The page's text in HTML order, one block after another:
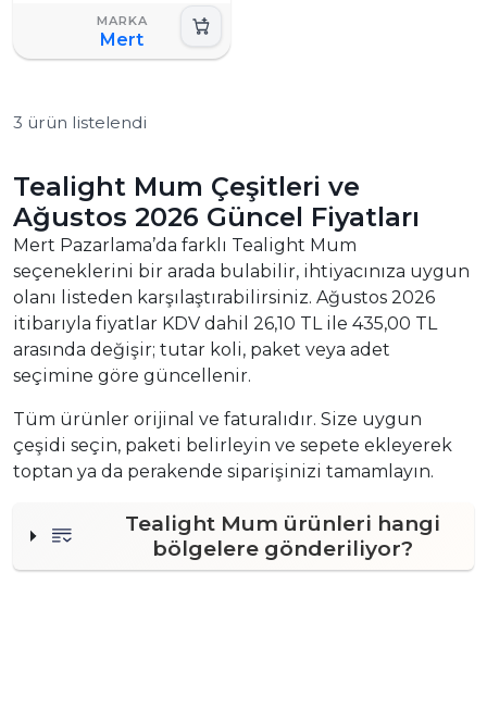
Mert
3 ürün listelendi
Tealight Mum Çeşitleri ve
Ağustos 2026 Güncel Fiyatları
Mert Pazarlama’da farklı Tealight Mum
seçeneklerini bir arada bulabilir, ihtiyacınıza uygun
olanı listeden karşılaştırabilirsiniz. Ağustos 2026
itibarıyla fiyatlar KDV dahil 26,10 TL ile 435,00 TL
arasında değişir; tutar koli, paket veya adet
seçimine göre güncellenir.
Tüm ürünler orijinal ve faturalıdır. Size uygun
çeşidi seçin, paketi belirleyin ve sepete ekleyerek
toptan ya da perakende siparişinizi tamamlayın.
Tealight Mum ürünleri hangi
bölgelere gönderiliyor?